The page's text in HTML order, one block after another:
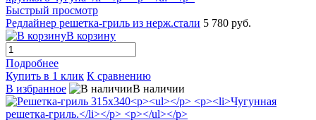
Быстрый просмотр
Редлайнер решетка-гриль из нерж.стали 5 780 руб.
В корзину
Подробнее
Купить в 1 клик К сравнению
В избранное
В наличии